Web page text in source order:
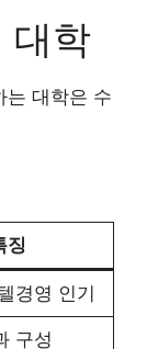
대학
는 대학은 수
징
경영 인기
구성